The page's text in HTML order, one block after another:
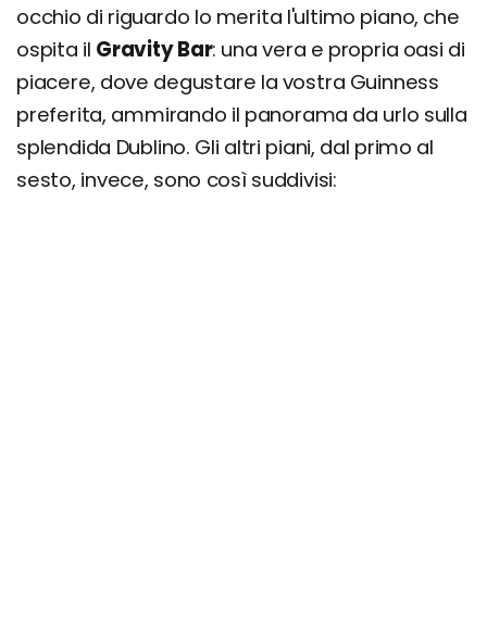
occhio di riguardo lo merita l'ultimo piano, che
ospita il Gravity Bar: una vera e propria oasi di
piacere, dove degustare la vostra Guinness
preferita, ammirando il panorama da urlo sulla
splendida Dublino. Gli altri piani, dal primo al
sesto, invece, sono così suddivisi: